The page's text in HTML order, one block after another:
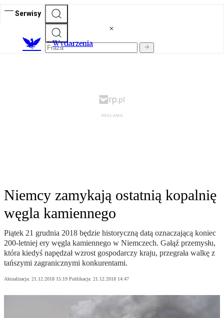
Serwisy
Wydarzenia
Niemcy zamykają ostatnią kopalnię
węgla kamiennego
Piątek 21 grudnia 2018 będzie historyczną datą oznaczającą koniec
200-letniej ery węgla kamiennego w Niemczech. Gałąź przemysłu,
która kiedyś napędzał wzrost gospodarczy kraju, przegrała walkę z
tańszymi zagranicznymi konkurentami.
Aktualizacja: 21.12.2018 15:19 Publikacja: 21.12.2018 14:47